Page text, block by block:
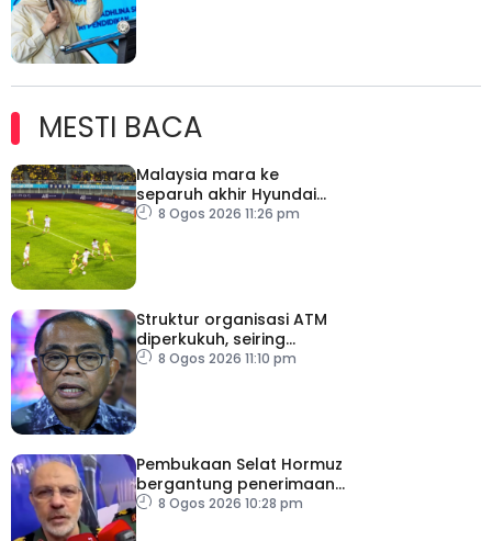
MESTI BACA
Malaysia mara ke
separuh akhir Hyundai
ASEAN Cup
8 Ogos 2026 11:26 pm
Struktur organisasi ATM
diperkukuh, seiring
pemodenan aset
8 Ogos 2026 11:10 pm
Pembukaan Selat Hormuz
bergantung penerimaan
AS – IRGC
8 Ogos 2026 10:28 pm